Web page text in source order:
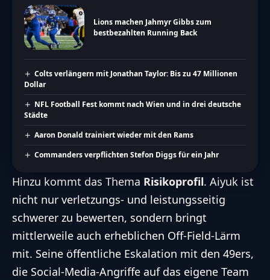
Lions machen Jahmyr Gibbs zum
bestbezahlten Running Back
Colts verlängern mit Jonathan Taylor: Bis zu 47 Millionen
Dollar
NFL Football Fest kommt nach Wien und in drei deutsche
Städte
Aaron Donald trainiert wieder mit den Rams
Commanders verpflichten Stefon Diggs für ein Jahr
Hinzu kommt das Thema Risikoprofil. Aiyuk ist
nicht nur verletzungs- und leistungsseitig
schwerer zu bewerten, sondern bringt
mittlerweile auch erheblichen Off-Field-Lärm
mit. Seine öffentliche Eskalation mit den 49ers,
die Social-Media-Angriffe auf das eigene Team